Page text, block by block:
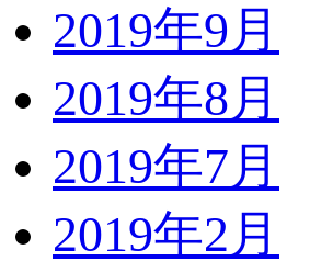
2019年9月
2019年8月
2019年7月
2019年2月